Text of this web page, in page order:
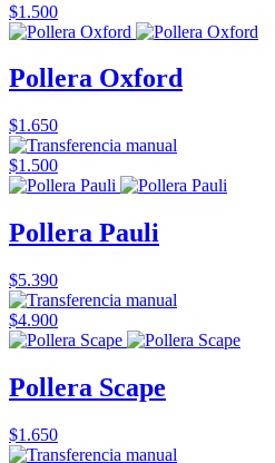
$1.500
Pollera Oxford
$1.650
$1.500
Pollera Pauli
$5.390
$4.900
Pollera Scape
$1.650